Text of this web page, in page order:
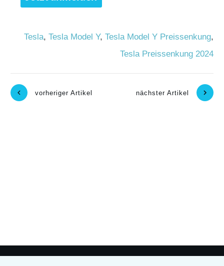
Tesla, Tesla Model Y, Tesla Model Y Preissenkung,
Tesla Preissenkung 2024
vorheriger Artikel nächster Artikel